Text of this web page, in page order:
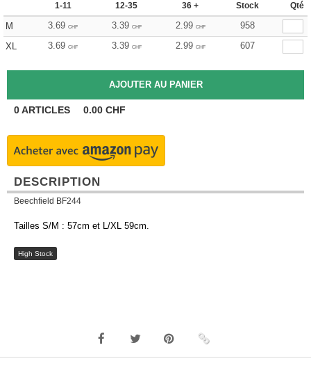
1-11 12-35 36 + Stock Qté
M 3.69 CHF 3.39 CHF 2.99 CHF
958
XL
3.69 CHF 3.39 CHF 2.99 CHF 607
0ARTICLES 0.00 CHF
DESCRIPTION
Beechfield BF244
Tailles S/M : 57cm et L/XL 59cm.
High Stock